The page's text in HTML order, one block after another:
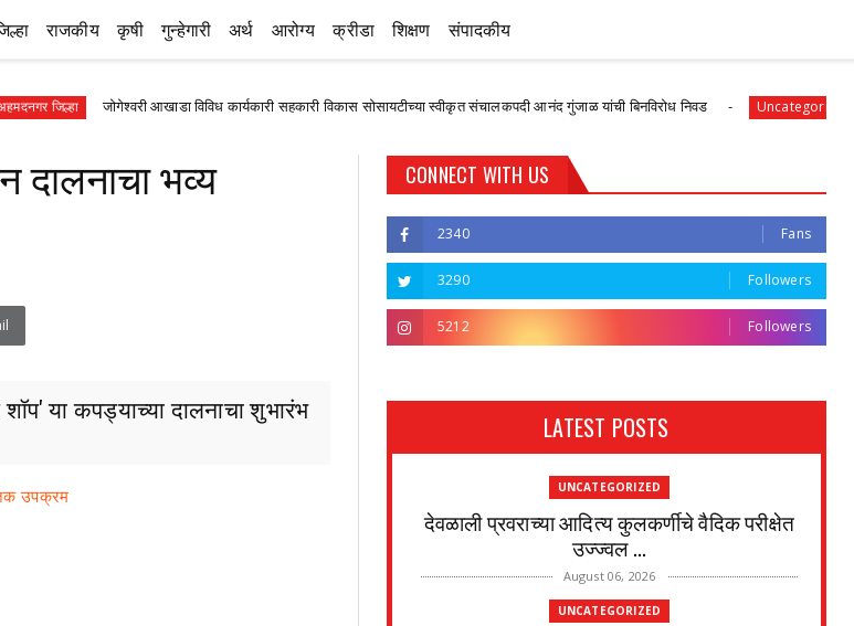
राजकीय कृषी गुन्हेगारी अर्थ आरोग्य क्रीडा शिक्षण संपादकीय
जोगेश्वरी आखाडा विविध कार्यकारी सहकारी विकास सोसायटीच्या स्वीकृत संचालकपदी आनंद गुंजाळ यांची बिनविरोध निवड Uncategorized देवळाली
दालनाचा भव्य
या कपड्याच्या दालनाचा शुभारंभ
उपक्रम
CONNECT WITH US
2340 Fans
3290 Followers
5212 Followers
LATEST POSTS
UNCATEGORIZED
देवळाली प्रवराच्या आदित्य कुलकर्णीचे वैदिक परीक्षेत
उज्ज्वल ...
August 06, 2026
UNCATEGORIZED